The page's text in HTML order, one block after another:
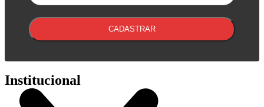
CADASTRAR
Institucional